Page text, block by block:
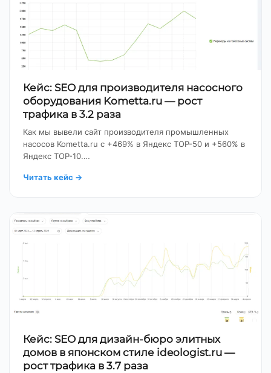
Кейс: SEO для производителя насосного
оборудования Kometta.ru — рост
трафика в 3.2 раза
Как мы вывели сайт производителя промышленных
насосов Kometta.ru с +469% в Яндекс TOP-50 и +560% в
Яндекс TOP-10.…
Читать кейс →
Кейс: SEO для дизайн-бюро элитных
домов в японском стиле ideologist.ru —
рост трафика в 3.7 раза